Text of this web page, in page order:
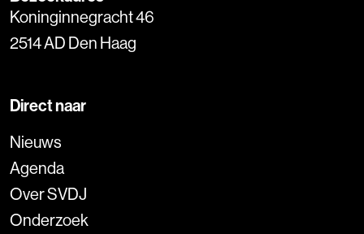
Koninginnegracht 46
2514 AD Den Haag
Direct naar
Nieuws
Agenda
Over SVDJ
Onderzoek